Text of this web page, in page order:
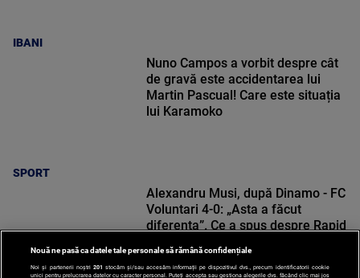
IBANI
SPORT
Nuno Campos a vorbit despre cât
de gravă este accidentarea lui
Martin Pascual! Care este situația
lui Karamoko
Alexandru Musi, după Dinamo - FC
Voluntari 4-0: „Asta a făcut
diferența”. Ce a spus despre Rapid
Nouă ne pasă ca datele tale personale să rămână confidențiale
Noi și partenerii noștri 201 stocăm și/sau accesăm informații pe dispozitivul dvs., precum identificatorii cookie
unici pentru prelucrarea datelor cu caracter personal. Puteți accepta sau gestiona alegerile dvs. făcând clic mai jos